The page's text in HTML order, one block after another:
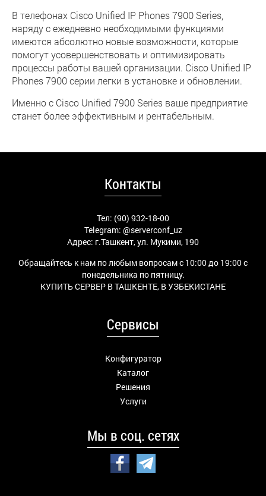
В телефонах Cisco Unified IP Phones 7900 Series,
наряду с ежедневно необходимыми функциями
имеются абсолютно новые возможности, которые
помогут усовершенствовать и оптимизировать
процессы работы вашей организации. Cisco Unified IP
Phones 7900 серии легки в установке и обновлении.
Именно с Cisco Unified 7900 Series ваше предприятие
станет более эффективным и рентабельным.
Контакты
Тел: (90) 932-18-00
Telegram: @serverconf_uz
Адрес: г.Ташкент, ул. Мукими, 190
Обращайтесь к нам по любым вопросам с 10:00 до 19:00 с
понедельника по пятницу.
КУПИТЬ СЕРВЕР В ТАШКЕНТЕ, В УЗБЕКИСТАНЕ
Сервисы
Конфигуратор
Каталог
Решения
Услуги
Мы в соц. сетях